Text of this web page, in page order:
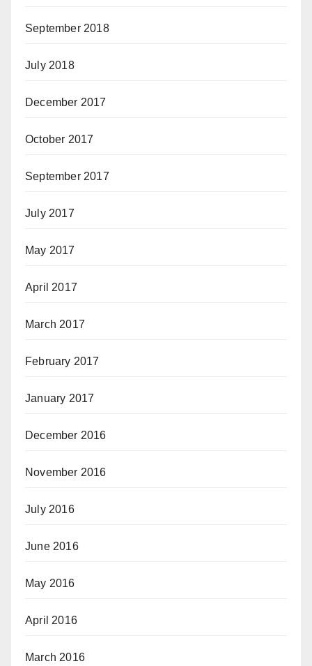
September 2018
July 2018
December 2017
October 2017
September 2017
July 2017
May 2017
April 2017
March 2017
February 2017
January 2017
December 2016
November 2016
July 2016
June 2016
May 2016
April 2016
March 2016